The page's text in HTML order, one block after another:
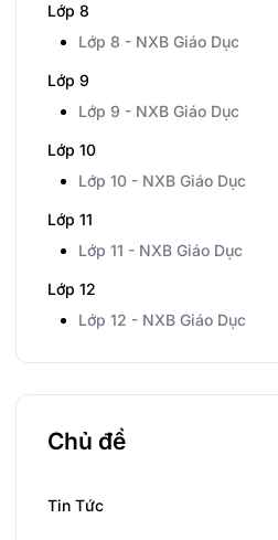
Lớp 8
Lớp 8 - NXB Giáo Dục
Lớp 9
Lớp 9 - NXB Giáo Dục
Lớp 10
Lớp 10 - NXB Giáo Dục
Lớp 11
Lớp 11 - NXB Giáo Dục
Lớp 12
Lớp 12 - NXB Giáo Dục
Chủ đề
Tin Tức